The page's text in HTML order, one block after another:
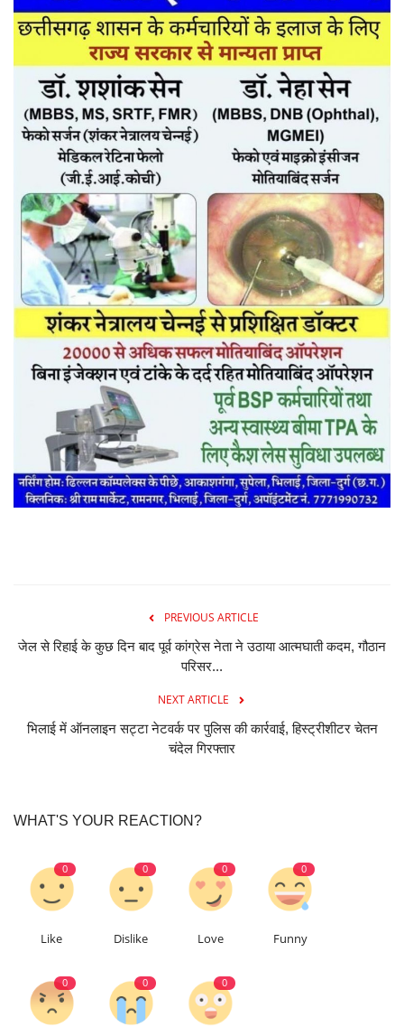
PREVIOUS ARTICLE
जेल से रिहाई के कुछ दिन बाद पूर्व कांग्रेस नेता ने उठाया आत्मघाती कदम, गौठान
परिसर...
NEXT ARTICLE
भिलाई में ऑनलाइन सट्टा नेटवर्क पर पुलिस की कार्रवाई, हिस्ट्रीशीटर चेतन
चंदेल गिरफ्तार
WHAT'S YOUR REACTION?
0
Like
0
Dislike
0
Love
0
Funny
0 0 0